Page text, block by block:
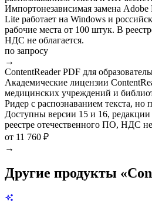
Импортонезависимая замена Adobe
Lite работает на Windows и
рабочие места от 100 штук. В
НДС не облагается.
по запросу
→
ContentReader PDF для
Академические лицензии
медицинских учреждений и
Ридер с распознаванием текста, но
Доступны версии 15 и 16,
реестре отечественного ПО, НДС не
от 11 760 ₽
→
Другие продукты